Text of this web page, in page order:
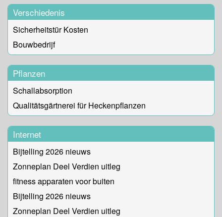
Verschiedenis
Sicherheitstür Kosten
Bouwbedrijf
Pflanzen
Schallabsorption
Qualitätsgärtnerei für Heckenpflanzen
Internet
Bijtelling 2026 nieuws
Zonneplan Deel Verdien uitleg
fitness apparaten voor buiten
Bijtelling 2026 nieuws
Zonneplan Deel Verdien uitleg